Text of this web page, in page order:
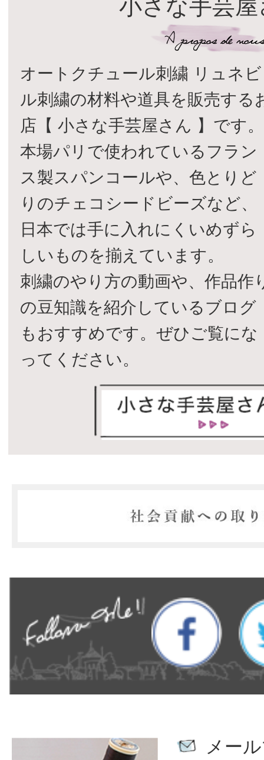
小さな手芸
オートクチュール刺繍 リュネビ
ル刺繍の材料や道具を販売する
店【 小さな手芸屋さん 】です。
本場パリで使われているフラン
ス製スパンコールや、色とりど
りのチェコシードビーズなど、
日本では手に入れにくいめずら
しいものを揃えています。
刺繍のやり方の動画や、作品作
の豆知識を紹介しているブログ
もおすすめです。ぜひご覧にな
ってください。
メー